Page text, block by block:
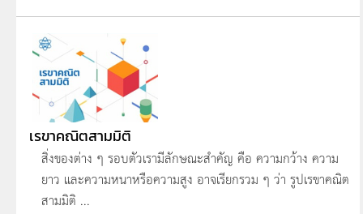
เรขาคณิตสามมิติ
สิ่งของต่าง ๆ รอบตัวเรามีลักษณะสำคัญ คือ ความกว้าง ความ
ยาว และความหนาหรือความสูง อาจเรียกรวม ๆ ว่า รูปเรขาคณิต
สามมิติ ...